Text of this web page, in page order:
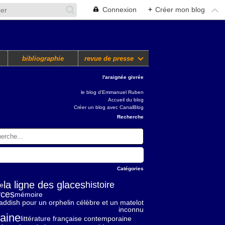
Connexion + Créer mon blog
bibliographie revue de presse
l'araignée givrée
le blog d'Emmanuel Ruben
Accueil du blog
Créer un blog avec CanalBlog
Recherche
Catégories
la ligne des glaceshistoire
mémoire
pour un orphelin célèbre et un matelot
inconnu
littérature française contemporaine